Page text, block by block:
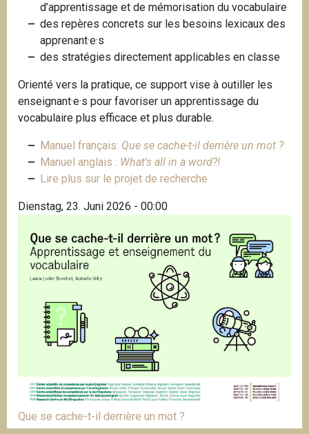
d’apprentissage et de mémorisation du vocabulaire
des repères concrets sur les besoins lexicaux des
apprenant·e·s
des stratégies directement applicables en classe
Orienté vers la pratique, ce support vise à outiller les
enseignant·e·s pour favoriser un apprentissage du
vocabulaire plus efficace et plus durable.
Manuel français: Que se cache-t-il derrière un mot ?
Manuel anglais : What's all in a word?!
Lire plus sur le projet de recherche
Dienstag, 23. Juni 2026 - 00:00
Que se cache-t-il derrière un mot ?